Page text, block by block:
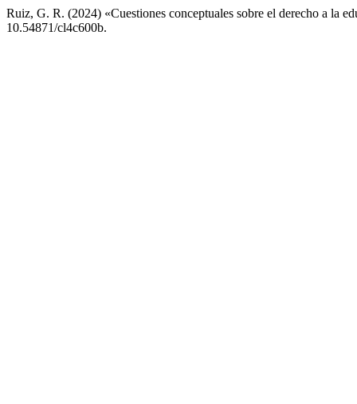
Ruiz, G. R. (2024) «Cuestiones conceptuales sobre el derecho a la
10.54871/cl4c600b.